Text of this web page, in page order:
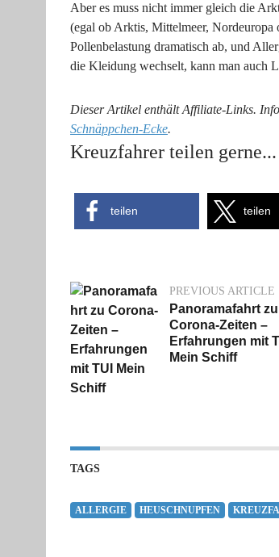
Aber es muss nicht immer gleich die
(egal ob Arktis, Mittelmeer,
Pollenbelastung dramatisch ab, und
die Kleidung wechselt, kann man auch
Dieser Artikel enthält Affiliate-Links.
Schnäppchen-Ecke.
Kreuzfahrer teilen gerne...
teilen teilen
PREVIOUS ARTICLE
Panoramafahrt zu
Corona-Zeiten –
Erfahrungen mit
Mein Schiff
TAGS
ALLERGIE HEUSCHNUPFEN